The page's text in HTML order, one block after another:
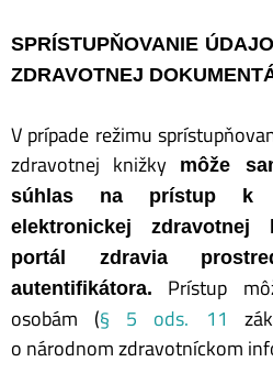
SPRÍSTUPŇOVANIE
ZDRAVOTNEJ
V prípade režimu
zdravotnej knižky
môže
súhlas na prístup k
elektronickej zdravotnej
portál zdravia
autentifikátora.
Prístup
osobám (§ 5 ods. 11
o národnom zdravotníckom